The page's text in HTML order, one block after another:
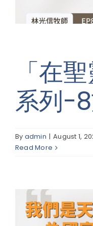
「在
系列-
By admin | August 1,
Read More